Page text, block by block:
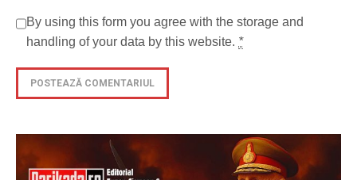
By using this form you agree with the storage and
handling of your data by this website. *